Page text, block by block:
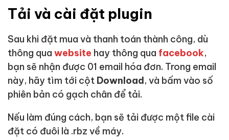
Tải và cài đặt plugin
Sau khi đặt mua và thanh toán thành công, dù
thông qua website hay thông qua facebook,
bạn sẽ nhận được 01 email hóa đơn. Trong email
này, hãy tìm tới cột Download, và bấm vào số
phiên bản có gạch chân để tải.
Nếu làm đúng cách, bạn sẽ tải được một file cài
đặt có đuôi là .rbz về máy.